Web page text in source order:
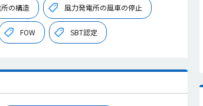
の構造 風力発電所の風車の停止
FOW SBT認定